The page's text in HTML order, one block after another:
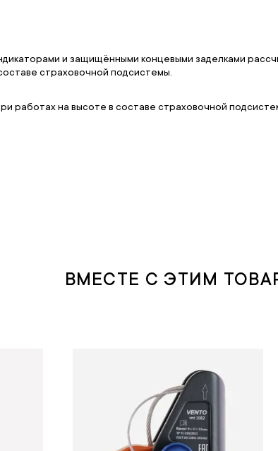
и защищёнными концевыми заделками
страховочной подсистемы.
работах на высоте в составе страховочной
ВМЕСТЕ С ЭТИМ